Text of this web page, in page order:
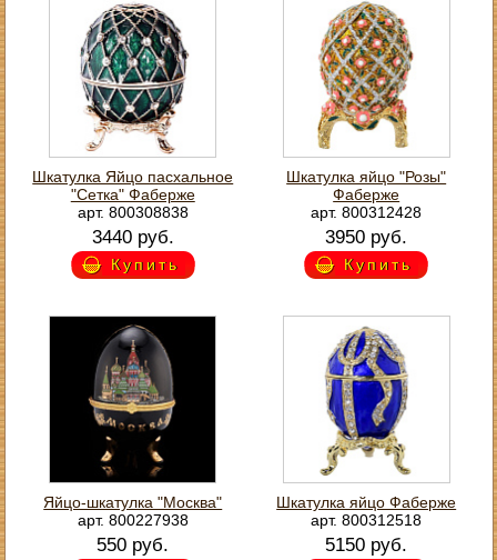
Шкатулка Яйцо пасхальное
"Сетка" Фаберже
арт. 800308838
3440 руб.
Купить
Шкатулка яйцо "Розы"
Фаберже
арт. 800312428
3950 руб.
Купить
Яйцо-шкатулка "Москва"
арт. 800227938
550 руб.
Шкатулка яйцо Фаберже
арт. 800312518
5150 руб.